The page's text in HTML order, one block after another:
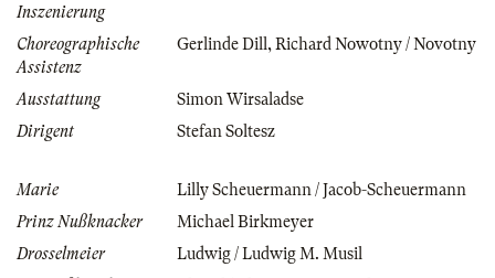
Inszenierung
Choreographische
Assistenz
Gerlinde Dill,Richard Nowotny / Novotny
Ausstattung
Simon Wirsaladse
Dirigent
Stefan Soltesz
Marie
Lilly Scheuermann / Jacob-Scheuermann
Prinz Nußknacker
Michael Birkmeyer
Drosselmeier
Ludwig / Ludwig M. Musil